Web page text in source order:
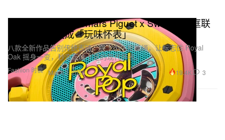
Fashion 时装
Royal Pop：Audemars Piguet x Swatch 破框联
名，把腕表变成「玩味怀表」
八款全新作品告别传统表链，换上小牛皮挂绳，让标志性 Royal
Oak 摇身一变，秒变玩味十足的现代怀表。
May 13, 2026 19.4K 3